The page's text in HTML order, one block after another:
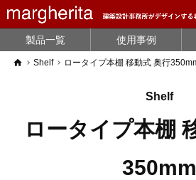
製品一覧 使用事例
home Shelf ロータイプ本棚 移動式 奥行
Shelf
ロータイプ本棚
350mm